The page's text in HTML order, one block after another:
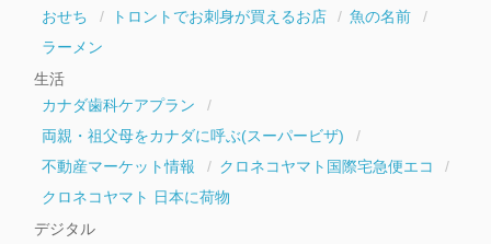
おせち
トロントでお刺身が買えるお店
魚の名前
ラーメン
生活
カナダ歯科ケアプラン
両親・祖父母をカナダに呼ぶ(スーパービザ)
不動産マーケット情報
クロネコヤマト国際宅急便エコ
クロネコヤマト 日本に荷物
デジタル